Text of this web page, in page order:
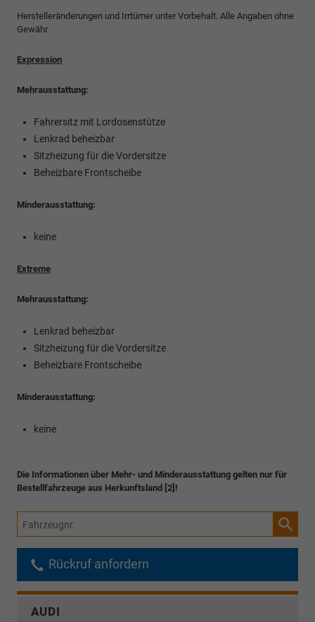
Herstelleränderungen und Irrtümer unter Vorbehalt. Alle Angaben ohne
Gewähr.
Expression
Mehrausstattung:
Fahrersitz mit Lordosenstütze
Lenkrad beheizbar
Sitzheizung für die Vordersitze
Beheizbare Frontscheibe
Minderausstattung:
keine
Extreme
Mehrausstattung:
Lenkrad beheizbar
Sitzheizung für die Vordersitze
Beheizbare Frontscheibe
Minderausstattung:
keine
Die Informationen über Mehr- und Minderausstattung gelten nur für
Bestellfahrzeuge aus Herkunftsland [2]!
Fahrzeugnr.
Rückruf anfordern
AUDI